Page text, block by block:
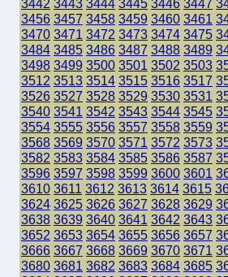
3442 3443 3444 3445 3446 3447
3456 3457 3458 3459 3460 3461
3470 3471 3472 3473 3474 3475
3484 3485 3486 3487 3488 3489
3498 3499 3500 3501 3502 3503
3512 3513 3514 3515 3516 3517
3526 3527 3528 3529 3530 3531
3540 3541 3542 3543 3544 3545
3554 3555 3556 3557 3558 3559
3568 3569 3570 3571 3572 3573
3582 3583 3584 3585 3586 3587
3596 3597 3598 3599 3600 3601
3610 3611 3612 3613 3614 3615
3624 3625 3626 3627 3628 3629
3638 3639 3640 3641 3642 3643
3652 3653 3654 3655 3656 3657
3666 3667 3668 3669 3670 3671
3680 3681 3682 3683 3684 3685